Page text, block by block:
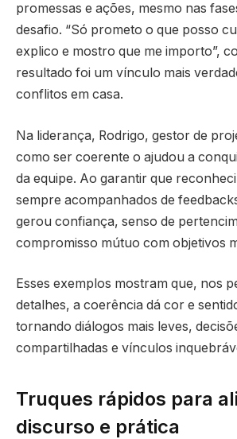
promessas e ações, mesmo nas
desafio. “Só prometo o que posso
explico e mostro que me importo”,
resultado foi um vínculo mais
conflitos em casa.
Na liderança, Rodrigo, gestor de
como ser coerente o ajudou a
da equipe. Ao garantir que
sempre acompanhados de
gerou confiança, senso de
compromisso mútuo com objetivos
Esses exemplos mostram que, nos
detalhes, a coerência dá cor e
tornando diálogos mais leves,
compartilhadas e vínculos
Truques rápidos para
discurso e prática